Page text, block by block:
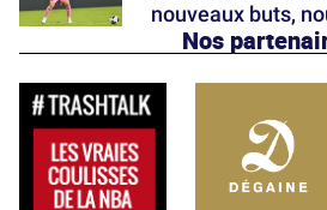
nouveaux buts,
Nos